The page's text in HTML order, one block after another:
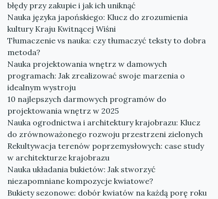
błędy przy zakupie i jak ich uniknąć
Nauka języka japońskiego: Klucz do zrozumienia
kultury Kraju Kwitnącej Wiśni
Tłumaczenie vs nauka: czy tłumaczyć teksty to dobra
metoda?
Nauka projektowania wnętrz w damowych
programach: Jak zrealizować swoje marzenia o
idealnym wystroju
10 najlepszych darmowych programów do
projektowania wnętrz w 2025
Nauka ogrodnictwa i architektury krajobrazu: Klucz
do zrównoważonego rozwoju przestrzeni zielonych
Rekultywacja terenów poprzemysłowych: case study
w architekturze krajobrazu
Nauka układania bukietów: Jak stworzyć
niezapomniane kompozycje kwiatowe?
Bukiety sezonowe: dobór kwiatów na każdą porę roku